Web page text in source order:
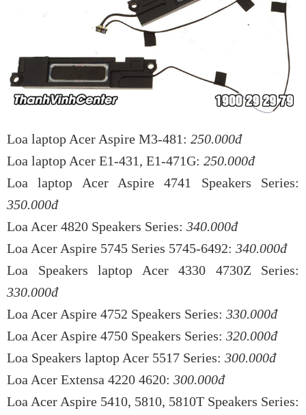
Loa laptop Acer Aspire M3-481: 250.000đ
Loa laptop Acer E1-431, E1-471G: 250.000đ
Loa laptop Acer Aspire 4741 Speakers Series:
350.000đ
Loa Acer 4820 Speakers Series: 340.000đ
Loa Acer Aspire 5745 Series 5745-6492: 340.000đ
Loa Speakers laptop Acer 4330 4730Z Series:
330.000đ
Loa Acer Aspire 4752 Speakers Series: 330.000đ
Loa Acer Aspire 4750 Speakers Series: 320.000đ
Loa Speakers laptop Acer 5517 Series: 300.000đ
Loa Acer Extensa 4220 4620: 300.000đ
Loa Acer Aspire 5410, 5810, 5810T Speakers Series: